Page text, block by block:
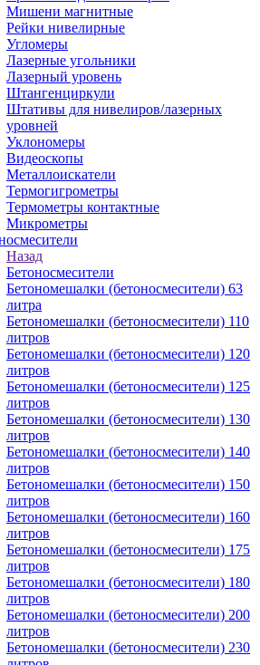
Мишени магнитные
Рейки нивелирные
Угломеры
Лазерные угольники
Лазерный уровень
Штангенциркули
Штативы для нивелиров/лазерных
уровней
Уклономеры
Видеоскопы
Металлоискатели
Термогигрометры
Термометры контактные
Микрометры
Назад
Бетоносмесители
Бетономешалки (бетоносмесители) 63
литра
Бетономешалки (бетоносмесители) 110
литров
Бетономешалки (бетоносмесители) 120
литров
Бетономешалки (бетоносмесители) 125
литров
Бетономешалки (бетоносмесители) 130
литров
Бетономешалки (бетоносмесители) 140
литров
Бетономешалки (бетоносмесители) 150
литров
Бетономешалки (бетоносмесители) 160
литров
Бетономешалки (бетоносмесители) 175
литров
Бетономешалки (бетоносмесители) 180
литров
Бетономешалки (бетоносмесители) 200
литров
Бетономешалки (бетоносмесители) 230